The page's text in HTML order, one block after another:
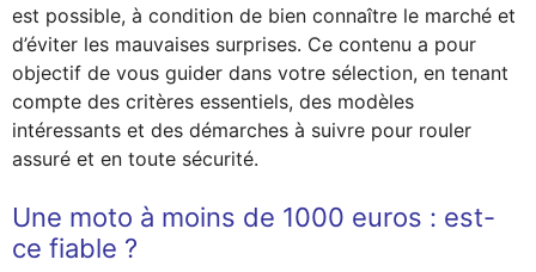
est possible, à condition de bien connaître le marché et
d’éviter les mauvaises surprises. Ce contenu a pour
objectif de vous guider dans votre sélection, en tenant
compte des critères essentiels, des modèles
intéressants et des démarches à suivre pour rouler
assuré et en toute sécurité.
Une moto à moins de 1000 euros : est-
ce fiable ?